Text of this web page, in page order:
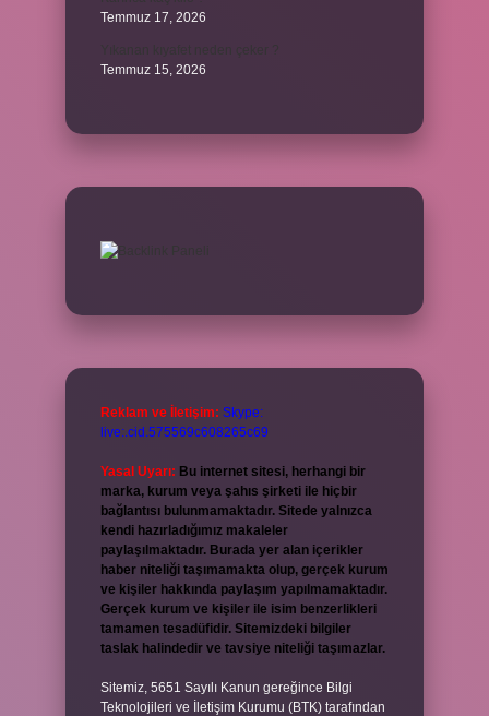
Temmuz 17, 2026
Temmuz 15, 2026
Reklam ve İletişim: Skype:
live:.cid.575569c608265c69
Yasal Uyarı: Bu internet sitesi, herhangi bir
marka, kurum veya şahıs şirketi ile hiçbir
bağlantısı bulunmamaktadır. Sitede yalnızca
kendi hazırladığımız makaleler
paylaşılmaktadır. Burada yer alan içerikler
haber niteliği taşımamakta olup, gerçek kurum
ve kişiler hakkında paylaşım yapılmamaktadır.
Gerçek kurum ve kişiler ile isim benzerlikleri
tamamen tesadüfidir. Sitemizdeki bilgiler
taslak halindedir ve tavsiye niteliği taşımazlar.
Sitemiz, 5651 Sayılı Kanun gereğince Bilgi
Teknolojileri ve İletişim Kurumu (BTK) tarafından